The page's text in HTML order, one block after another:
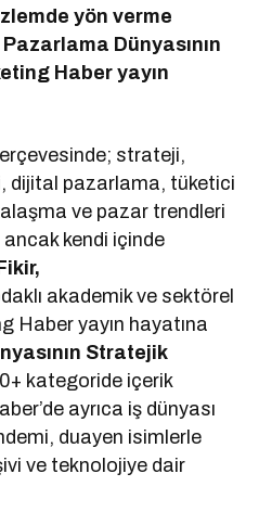
yön verme
Dünyasının
Haber yayın
strateji,
dijital pazarlama, tüketici
ve pazar trendleri
kendi içinde
akademik ve sektörel
Haber yayın hayatına
Stratejik
kategoride içerik
ayrıca iş dünyası
duayen isimlerle
ve teknolojiye dair